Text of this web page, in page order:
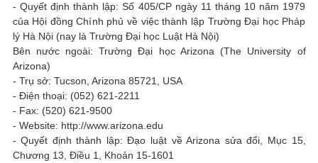
- Quyết định thành lập: Số 405/CP ngày 11 tháng 10 năm 1979
của Hội đồng Chính phủ về việc thành lập Trường Đại học Pháp
lý Hà Nội (nay là Trường Đại học Luật Hà Nội)
Bên nước ngoài: Trường Đại học Arizona (The University of
Arizona)
- Trụ sở: Tucson, Arizona 85721, USA
- Điện thoại: (052) 621-2211
- Fax: (520) 621-9500
- Website: http://www.arizona.edu
- Quyết định thành lập: Đạo luật về Arizona sửa đổi, Mục 15,
Chương 13, Điều 1, Khoản 15-1601